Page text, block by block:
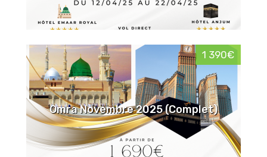
1 390€
Omra Novembre 2025 (Complet)